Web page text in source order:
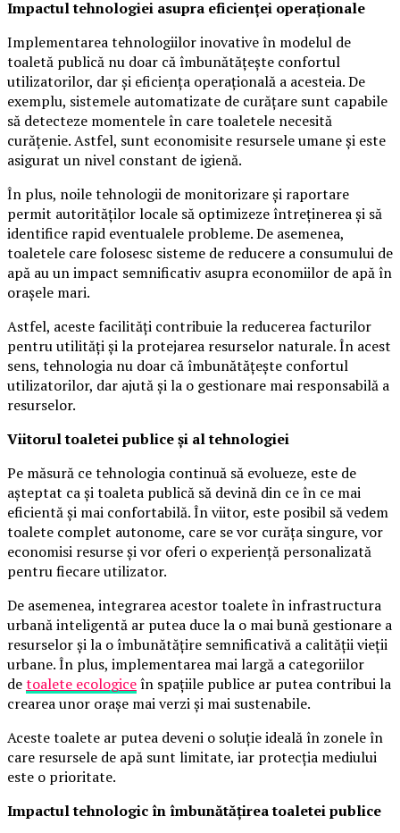
Impactul tehnologiei asupra eficienței operaționale
Implementarea tehnologiilor inovative în modelul de
toaletă publică nu doar că îmbunătățește confortul
utilizatorilor, dar și eficiența operațională a acesteia. De
exemplu, sistemele automatizate de curățare sunt capabile
să detecteze momentele în care toaletele necesită
curățenie. Astfel, sunt economisite resursele umane și este
asigurat un nivel constant de igienă.
În plus, noile tehnologii de monitorizare și raportare
permit autorităților locale să optimizeze întreținerea și să
identifice rapid eventualele probleme. De asemenea,
toaletele care folosesc sisteme de reducere a consumului de
apă au un impact semnificativ asupra economiilor de apă în
orașele mari.
Astfel, aceste facilități contribuie la reducerea facturilor
pentru utilități și la protejarea resurselor naturale. În acest
sens, tehnologia nu doar că îmbunătățește confortul
utilizatorilor, dar ajută și la o gestionare mai responsabilă a
resurselor.
Viitorul toaletei publice și al tehnologiei
Pe măsură ce tehnologia continuă să evolueze, este de
așteptat ca și toaleta publică să devină din ce în ce mai
eficientă și mai confortabilă. În viitor, este posibil să vedem
toalete complet autonome, care se vor curăța singure, vor
economisi resurse și vor oferi o experiență personalizată
pentru fiecare utilizator.
De asemenea, integrarea acestor toalete în infrastructura
urbană inteligentă ar putea duce la o mai bună gestionare a
resurselor și la o îmbunătățire semnificativă a calității vieții
urbane. În plus, implementarea mai largă a categoriilor
detoalete ecologiceîn spațiile publice ar putea contribui la
crearea unor orașe mai verzi și mai sustenabile.
Aceste toalete ar putea deveni o soluție ideală în zonele în
care resursele de apă sunt limitate, iar protecția mediului
este o prioritate.
Impactul tehnologic în îmbunătățirea toaletei publice